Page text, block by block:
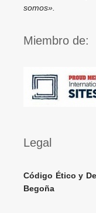
somos».
Miembro de:
Legal
Código Ético y
Begoña